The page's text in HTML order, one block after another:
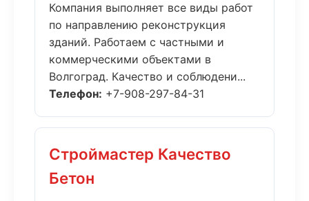
Компания выполняет все виды работ
по направлению реконструкция
зданий. Работаем с частными и
коммерческими объектами в
Волгоград. Качество и соблюдени...
Телефон: +7-908-297-84-31
Строймастер Качество
Бетон